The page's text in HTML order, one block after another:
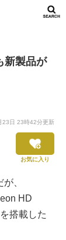
新製品が
23日 23時42分更新
お気に入り
、
HD
搭載した